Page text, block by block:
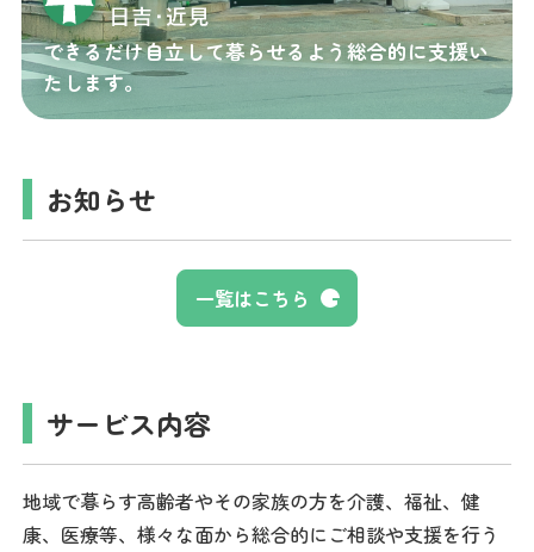
できるだけ自立して暮らせるよう総合的に支援い
たします。
お知らせ
一覧はこちら
サービス内容
地域で暮らす高齢者やその家族の方を介護、福祉、健
康、医療等、様々な面から総合的にご相談や支援を行う